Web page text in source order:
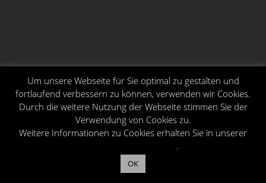
Um unsere Webseite für Sie optimal zu gestalten und
fortlaufend verbessern zu können, verwenden wir Cookies.
Durch die weitere Nutzung der Webseite stimmen Sie der
Verwendung von Cookies zu.
Weitere Informationen zu Cookies erhalten Sie in unserer
.
OK